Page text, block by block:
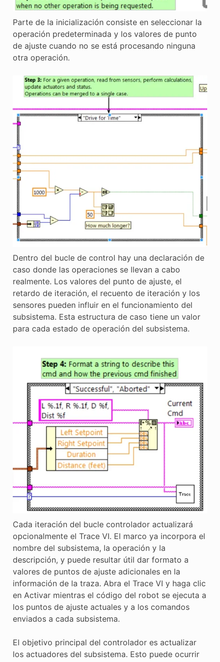
Parte de la inicialización consiste en seleccionar la
operación predeterminada y los valores de punto
de ajuste cuando no se está procesando ninguna
otra operación.
Dentro del bucle de control hay una declaración de
caso donde las operaciones se llevan a cabo
realmente. Los valores del punto de ajuste, el
retardo de iteración, el recuento de iteración y los
sensores pueden influir en el funcionamiento del
subsistema. Esta estructura de caso tiene un valor
para cada estado de operación del subsistema.
Cada iteración del bucle controlador actualizará
opcionalmente el Trace VI. El marco ya incorpora el
nombre del subsistema, la operación y la
descripción, y puede resultar útil dar formato a
valores de puntos de ajuste adicionales en la
información de la traza. Abra el Trace VI y haga clic
en Activar mientras el código del robot se ejecuta a
los puntos de ajuste actuales y a los comandos
enviados a cada subsistema.
El objetivo principal del controlador es actualizar
los actuadores del subsistema. Esto puede ocurrir